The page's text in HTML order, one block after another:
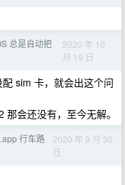
总是自动把
2020 年 10
月 19 日
sim 卡，就会出这个问
会还没有，至今无解。
行车路
2020 年 9 月 30
日